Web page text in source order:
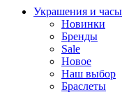
Украшения и часы
Новинки
Бренды
Sale
Новое
Наш выбор
Браслеты